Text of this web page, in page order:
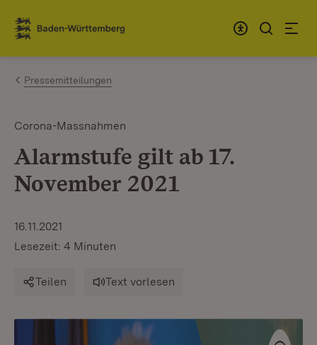
Zum Inhalt springen
Link zur Startseite
Pressemitteilungen
Corona-Massnahmen
Alarmstufe gilt ab 17.
November 2021
16.11.2021
Lesezeit: 4 Minuten
Teilen Text vorlesen